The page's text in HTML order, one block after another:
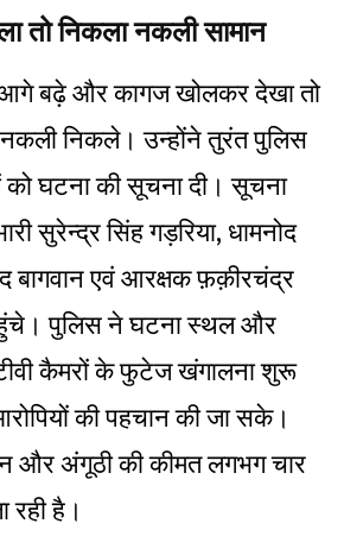
तो निकला नकली सामान
आगे बढ़े और कागज खोलकर देखा तो
निकले। उन्होंने तुरंत पुलिस
घटना की सूचना दी। सूचना
सुरेन्द्र सिंह गड़रिया, धामनोद
बागवान एवं आरक्षक फ़क़ीरचंद्र
पुलिस ने घटना स्थल और
कैमरों के फुटेज खंगालना शुरू
की पहचान की जा सके।
और अंगूठी की कीमत लगभग चार
है।